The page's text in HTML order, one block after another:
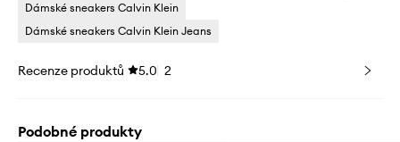
Dámské sneakers Calvin Klein
Dámské sneakers Calvin Klein Jeans
Recenze produktů 5.0 2
Podobné produkty